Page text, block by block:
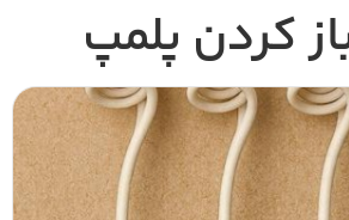
کردن پلمپ